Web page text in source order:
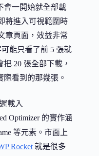
會一開始就全部載
將進入可視範圍時
章頁面，效益非常
能只看了前 5 張就
20 張全部下載，
際看到的那幾張。
載入
Optimizer 的實作涵
等元素。市面上
Rocket就是很多